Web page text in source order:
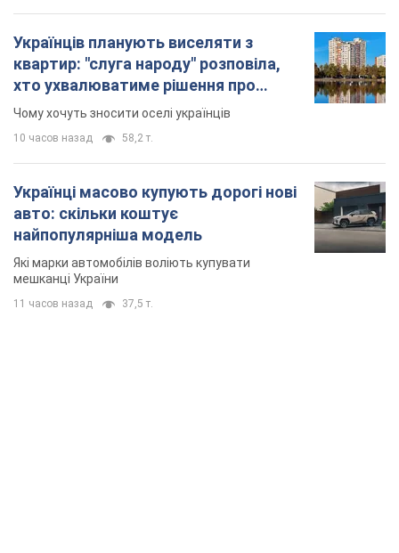
Українців планують виселяти з
квартир: "слуга народу" розповіла,
хто ухвалюватиме рішення про
знесення будинків
Чому хочуть зносити оселі українців
10 часов назад 58,2 т.
Українці масово купують дорогі нові
авто: скільки коштує
найпопулярніша модель
Які марки автомобілів воліють купувати
мешканці України
11 часов назад 37,5 т.